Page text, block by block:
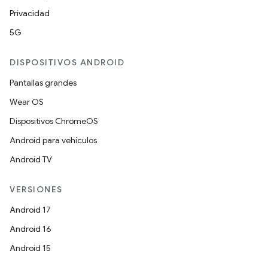
Privacidad
5G
DISPOSITIVOS ANDROID
Pantallas grandes
Wear OS
Dispositivos ChromeOS
Android para vehículos
Android TV
VERSIONES
Android 17
Android 16
Android 15